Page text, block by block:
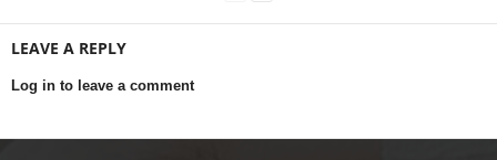
LEAVE A REPLY
Log in to leave a comment